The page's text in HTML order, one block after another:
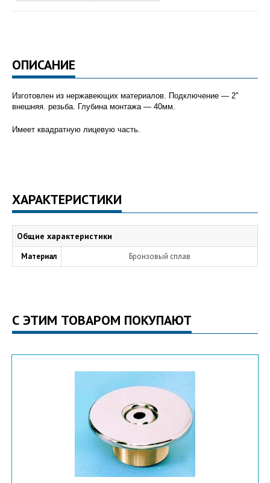
ОПИСАНИЕ
Изготовлен из нержавеющих материалов. Подключение ― 2"
внешняя. резьба. Глубина монтажа ― 40мм.
Имеет квадратную лицевую часть.
ХАРАКТЕРИСТИКИ
Общие характеристики
Материал Бронзовый сплав
С ЭТИМ ТОВАРОМ ПОКУПАЮТ